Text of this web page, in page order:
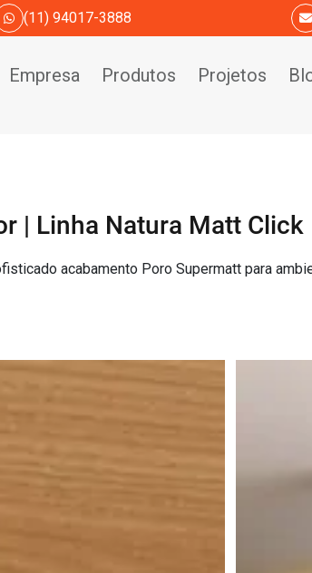
(11) 94017-3888
Empresa Produtos Projetos
| Linha Natura Matt Click
acabamento Poro Supermatt para